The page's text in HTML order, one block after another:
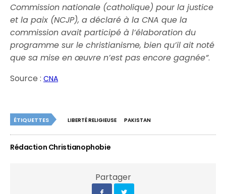
Commission nationale (catholique) pour la justice
et la paix (NCJP), a déclaré à la CNA que la
commission avait participé à l’élaboration du
programme sur le christianisme, bien qu’il ait noté
que sa mise en œuvre n’est pas encore gagnée”.
Source :CNA
ÉTIQUETTES LIBERTÉ RELIGIEUSE PAKISTAN
Rédaction Christianophobie
Partager